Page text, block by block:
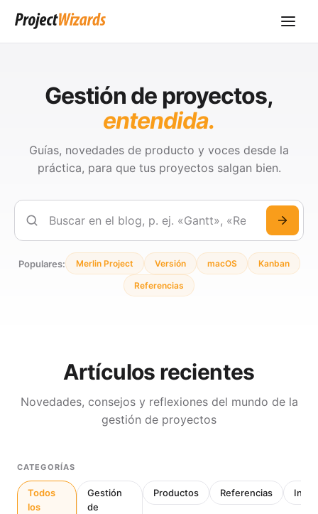
Gestión de proyectos,
entendida.
Guías, novedades de producto y voces desde la
práctica, para que tus proyectos salgan bien.
Buscar
Populares: Merlin Project Versión macOS Kanban
Referencias
Artículos recientes
Novedades, consejos y reflexiones del mundo de la
gestión de proyectos
CATEGORÍAS
Todos
los
Gestión
de
Productos Referencias